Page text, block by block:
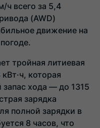
ч всего за 5,4
(AWD)
движение на
тройная литиевая
которая
хода — до 1315
зарядка
полной зарядки в
8 часов, что